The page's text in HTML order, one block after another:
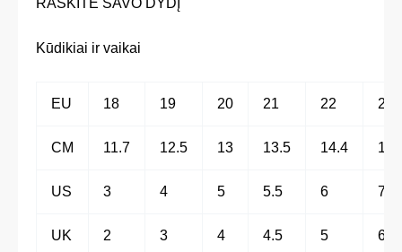
Kūdikiai ir vaikai
EU 18 19 20 21 22 23
CM 11.7 12.5 13 13.5 14.4 15
US 3 4 5 5.5 6 7
UK 2 3 4 4.5 5 6